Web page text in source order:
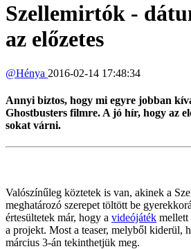
Szellemirtók -
az előzetes
@Hénya 2016-02-14 17:48:34
Annyi biztos, hogy mi egyre jobban
Ghostbusters filmre. A jó hír, hogy az
sokat várni.
Valószínűleg köztetek is van, akinek a
meghatározó szerepet töltött be
értesültetek már, hogy a videójáték mellett
a projekt. Most a teaser, melyből kiderül,
március 3-án tekinthetjük meg.